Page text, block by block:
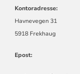
Kontoradresse:
Havnevegen 31
5918 Frekhaug
Epost: